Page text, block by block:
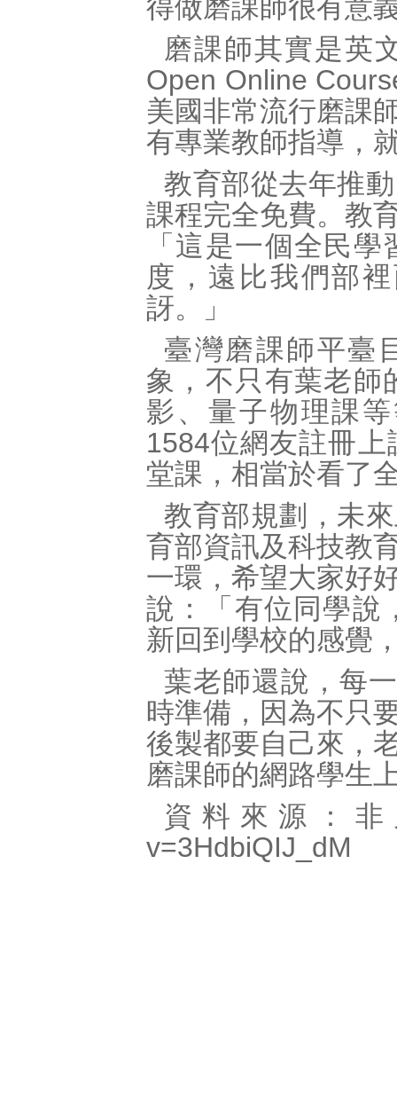
得做磨課師很有意
磨課師其實是英
Open Online
美國非常流行磨課
有專業教師指導，
教育部從去年推
課程完全免費。教
「這是一個全民
度，遠比我們部
訝。」
臺灣磨課師平臺
象，不只有葉老師
影、量子物理課
1584位網友註冊
堂課，相當於看了
教育部規劃，未
育部資訊及科技教
一環，希望大家好
說：「有位同學說
新回到學校的感覺
葉老師還說，每
時準備，因為不只
後製都要自己來，
磨課師的網路學生
資料來源：非
v=3HdbiQIJ_dM